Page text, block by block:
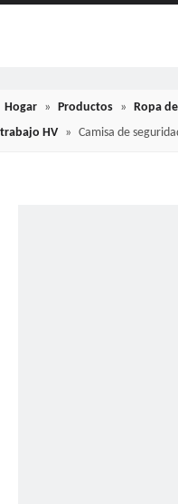
Hogar » Productos » Ropa
trabajo HV » Camisa de